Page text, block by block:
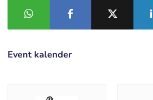
Event kalender